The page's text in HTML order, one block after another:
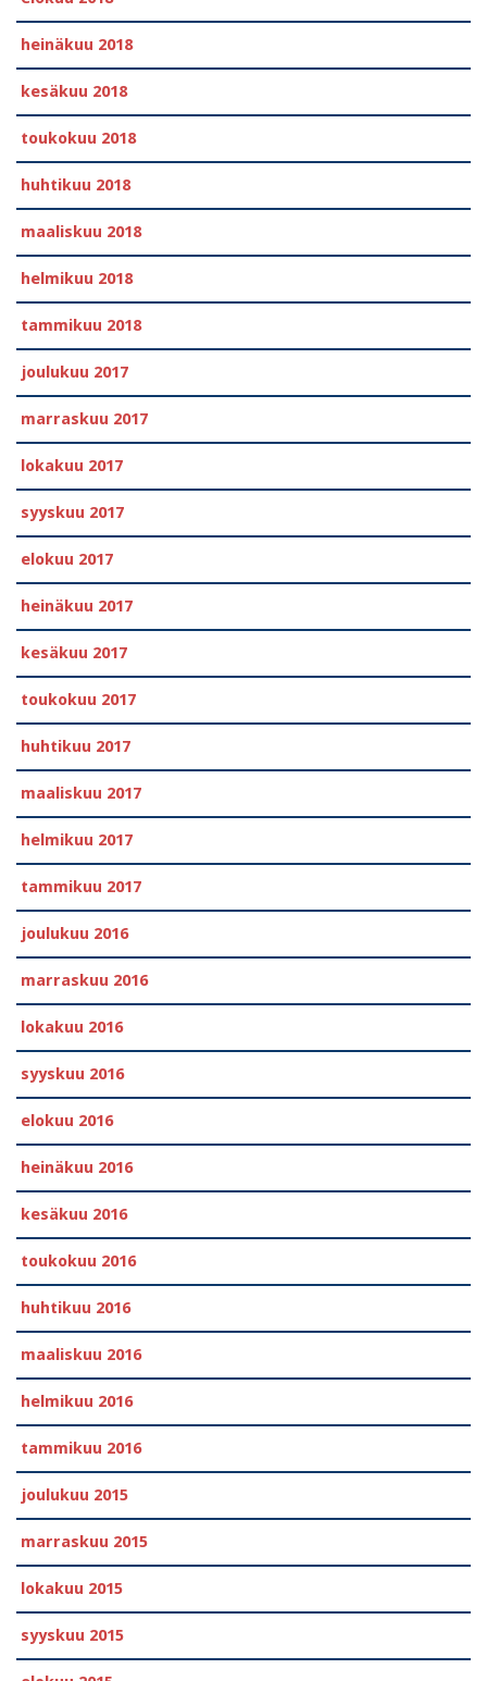
heinäkuu 2018
kesäkuu 2018
toukokuu 2018
huhtikuu 2018
maaliskuu 2018
helmikuu 2018
tammikuu 2018
joulukuu 2017
marraskuu 2017
lokakuu 2017
syyskuu 2017
elokuu 2017
heinäkuu 2017
kesäkuu 2017
toukokuu 2017
huhtikuu 2017
maaliskuu 2017
helmikuu 2017
tammikuu 2017
joulukuu 2016
marraskuu 2016
lokakuu 2016
syyskuu 2016
elokuu 2016
heinäkuu 2016
kesäkuu 2016
toukokuu 2016
huhtikuu 2016
maaliskuu 2016
helmikuu 2016
tammikuu 2016
joulukuu 2015
marraskuu 2015
lokakuu 2015
syyskuu 2015